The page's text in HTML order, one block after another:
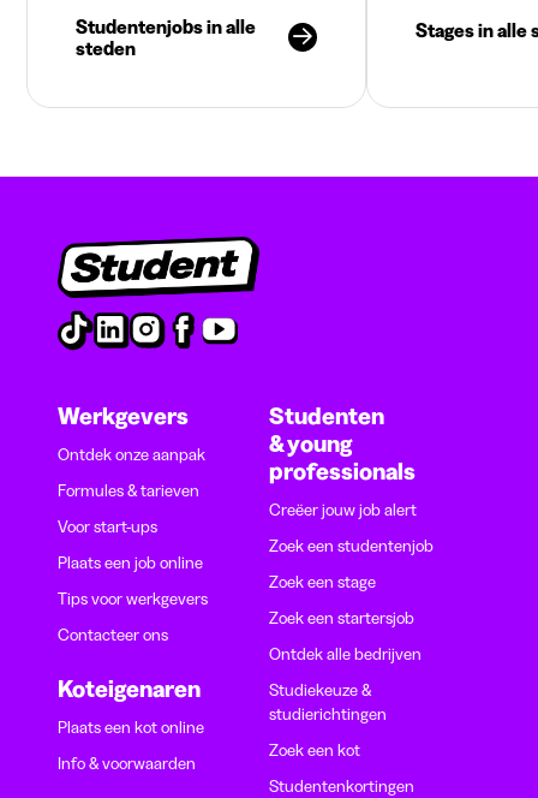
Studentenjobs in alle
steden
Stages in alle
Werkgevers
Ontdek onze aanpak
Formules & tarieven
Voor start-ups
Plaats een job online
Tips voor werkgevers
Contacteer ons
Koteigenaren
Plaats een kot online
Info & voorwaarden
Studenten
& young
professionals
Creëer jouw job alert
Zoek een studentenjob
Zoek een stage
Zoek een startersjob
Ontdek alle bedrijven
Studiekeuze &
studierichtingen
Zoek een kot
Studentenkortingen